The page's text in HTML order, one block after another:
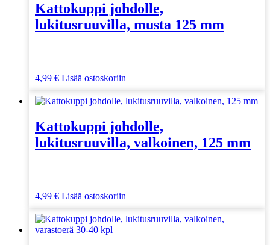
Kattokuppi johdolle,
lukitusruuvilla, musta 125 mm
4,99 € Lisää ostoskoriin
Kattokuppi johdolle,
lukitusruuvilla, valkoinen, 125 mm
4,99 € Lisää ostoskoriin